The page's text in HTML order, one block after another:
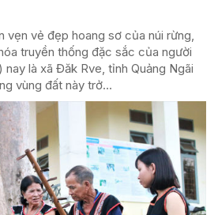
vẹn vẻ đẹp hoang sơ của núi rừng,
truyền thống đặc sắc của người
là xã Đăk Rve, tỉnh Quảng Ngãi
vùng đất này trở...